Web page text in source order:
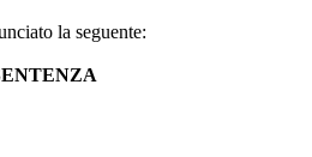
la seguente: